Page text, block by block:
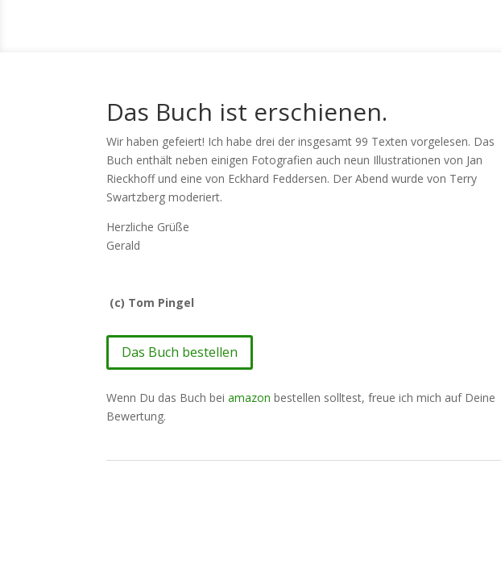
Das Buch ist erschienen.
Wir haben gefeiert! Ich habe drei der insgesamt 99 Texten vorgelesen. Das
Buch enthält neben einigen Fotografien auch neun Illustrationen von Jan
Rieckhoff und eine von Eckhard Feddersen. Der Abend wurde von Terry
Swartzberg moderiert.
Herzliche Grüße
Gerald
(c) Tom Pingel
Das Buch bestellen
Wenn Du das Buch bei amazon bestellen solltest, freue ich mich auf Deine
Bewertung.